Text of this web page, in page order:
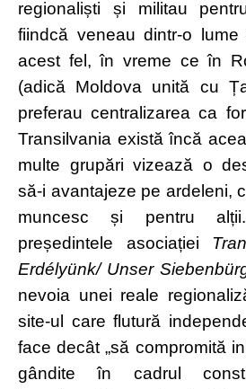
regionaliști și militau
fiindcă veneau dintr-o
acest fel, în vreme ce în
(adică Moldova unită cu
preferau centralizarea ca
Transilvania există încă
multe grupări vizează o
să-i avantajeze pe ardeleni,
muncesc și pentru
președintele asociației
Erdélyünk/ Unser
nevoia unei reale
site-ul care flutură
face decât „să compromită
gândite în cadrul